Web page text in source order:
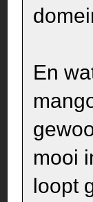
En
mooi
loopt